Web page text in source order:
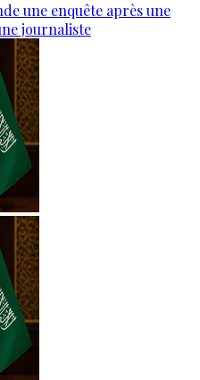
une enquête après une
journaliste